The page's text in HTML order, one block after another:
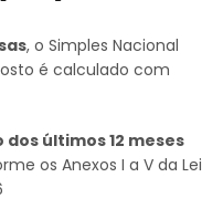
, o Simples Nacional
é calculado com
últimos 12 meses
os Anexos I a V da Lei